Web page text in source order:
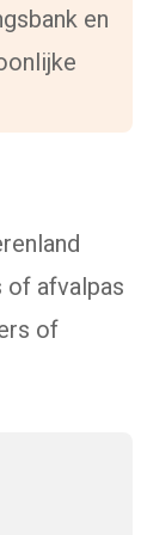
en
of afvalpas
of
naar een